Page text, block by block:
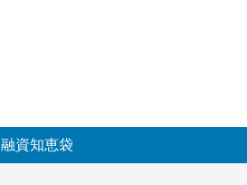
融資知恵袋